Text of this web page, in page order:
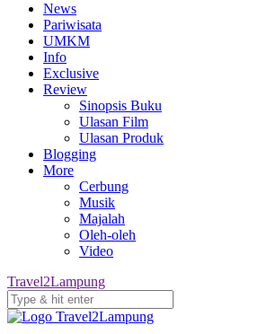
News
Pariwisata
UMKM
Info
Exclusive
Review
Sinopsis Buku
Ulasan Film
Ulasan Produk
Blogging
More
Cerbung
Musik
Majalah
Oleh-oleh
Video
Travel2Lampung